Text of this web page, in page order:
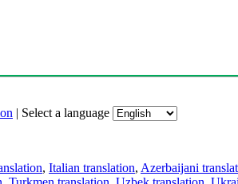
| Select a language
, Italian translation, Azerbaijani